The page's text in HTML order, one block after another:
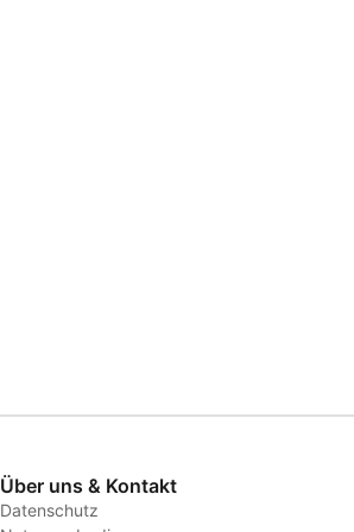
Über uns & Kontakt
Datenschutz